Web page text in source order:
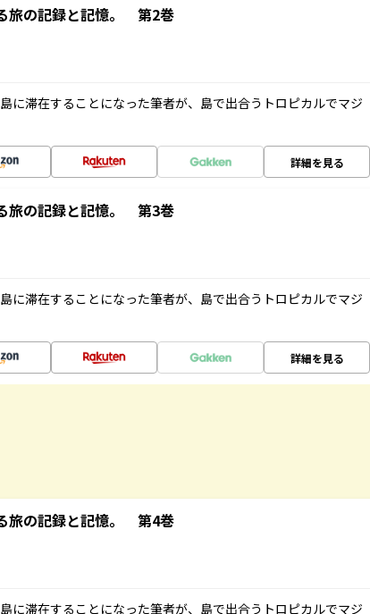
旅の記録と記憶。 第2巻
に滞在することになった筆者が、島で出合うトロピカルでマジ
詳細を見る
旅の記録と記憶。 第3巻
に滞在することになった筆者が、島で出合うトロピカルでマジ
詳細を見る
旅の記録と記憶。 第4巻
に滞在することになった筆者が、島で出合うトロピカルでマジ